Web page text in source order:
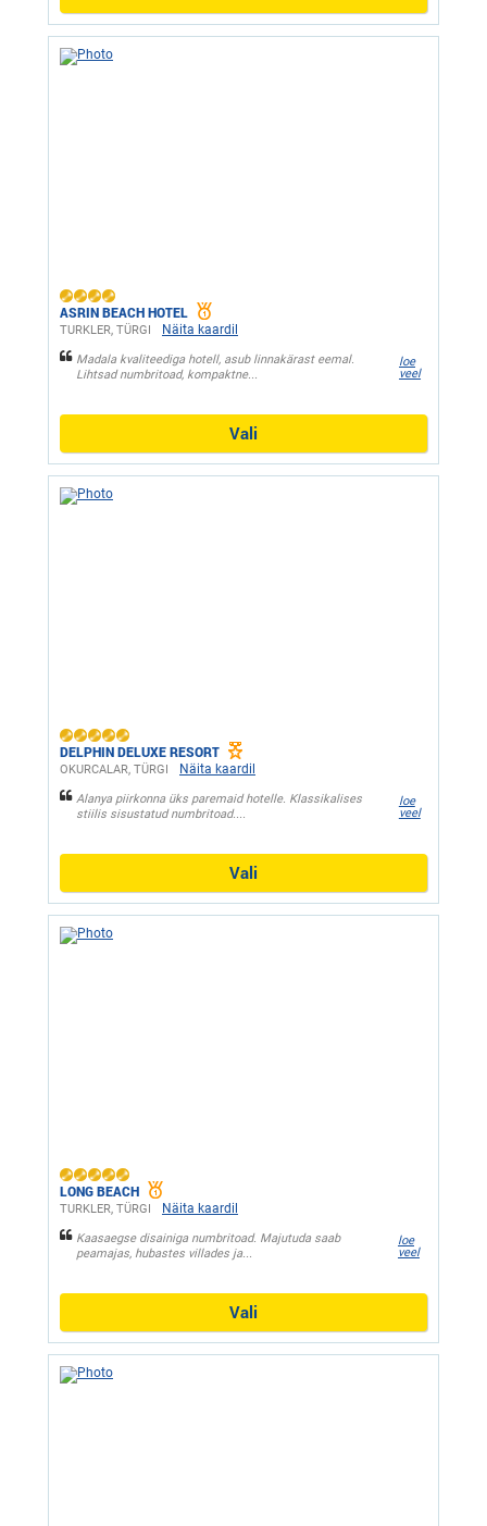
ASRIN BEACH HOTEL
TURKLER, ТÜRGI Näita kaardil
Madala kvaliteediga hotell, asub linnakärast eemal.
Lihtsad numbritoad, kompaktne...
loe
veel
Vali
DELPHIN DELUXE RESORT
OKURCALAR, ТÜRGI Näita kaardil
Alanya piirkonna üks paremaid hotelle. Klassikalises
stiilis sisustatud numbritoad....
loe
veel
Vali
LONG BEACH
TURKLER, ТÜRGI Näita kaardil
Kaasaegse disainiga numbritoad. Majutuda saab
peamajas, hubastes villades ja...
loe
veel
Vali